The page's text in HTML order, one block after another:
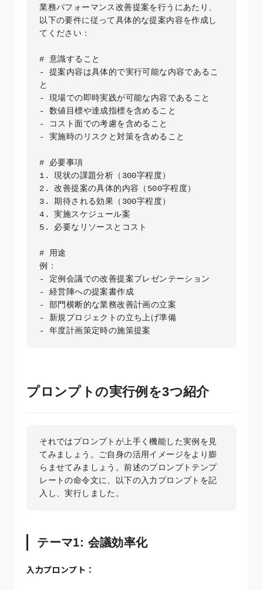
業務パフォーマンス改善提案を行うにあたり、
以下の要件に従って具体的な提案内容を作成し
てください：
# 意識すること
- 提案内容は具体的で実行可能な内容であるこ
と
- 現場での即時実践が可能な内容であること
- 数値目標や達成指標を含めること
- コスト面での考慮を含めること
- 実施時のリスクと対策を含めること
# 必要事項
1. 現状の課題分析（300字程度）
2. 改善提案の具体的内容（500字程度）
3. 期待される効果（300字程度）
4. 実施スケジュール案
5. 必要なリソースとコスト
# 用途
例：
- 定例会議での改善提案プレゼンテーション
- 経営陣への提案書作成
- 部門横断的な業務改善計画の立案
- 新規プロジェクトの立ち上げ準備
- 年度計画策定時の施策提案
プロンプトの実行例を3つ紹介
それではプロンプトが上手く機能した実例を見
てみましょう。ご自身の活用イメージをより膨
らませてみましょう。前述のプロンプトテンプ
レートの命令文に、以下の入力プロンプトを記
入し、実行しました。
テーマ1: 会議効率化
入力プロンプト：